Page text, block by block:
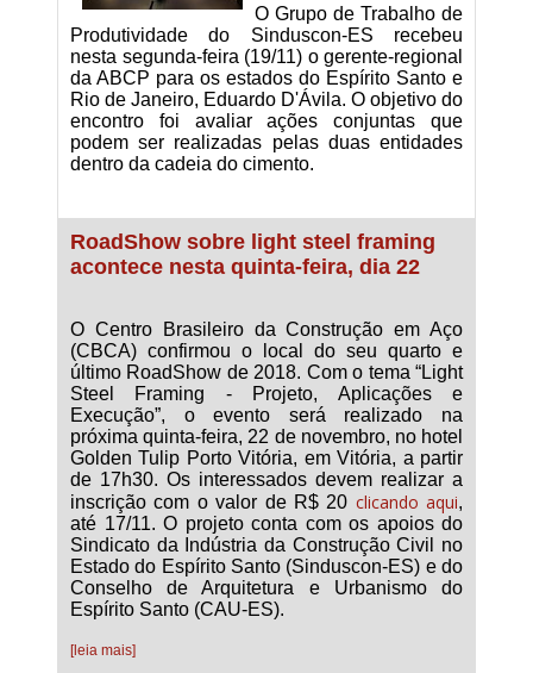
O Grupo de Trabalho de
Produtividade do Sinduscon-ES recebeu
nesta segunda-feira (19/11) o gerente-regional
da ABCP para os estados do Espírito Santo e
Rio de Janeiro, Eduardo D'Ávila. O objetivo do
encontro foi avaliar ações conjuntas que
podem ser realizadas pelas duas entidades
dentro da cadeia do cimento.
RoadShow sobre light steel framing
acontece nesta quinta-feira, dia 22
O Centro Brasileiro da Construção em Aço
(CBCA) confirmou o local do seu quarto e
último RoadShow de 2018. Com o tema “Light
Steel Framing - Projeto, Aplicações e
Execução”, o evento será realizado na
próxima quinta-feira, 22 de novembro, no hotel
Golden Tulip Porto Vitória, em Vitória, a partir
de 17h30. Os interessados devem realizar a
inscrição com o valor de R$ 20 clicando aqui,
até 17/11. O projeto conta com os apoios do
Sindicato da Indústria da Construção Civil no
Estado do Espírito Santo (Sinduscon-ES) e do
Conselho de Arquitetura e Urbanismo do
Espírito Santo (CAU-ES).
[leia mais]